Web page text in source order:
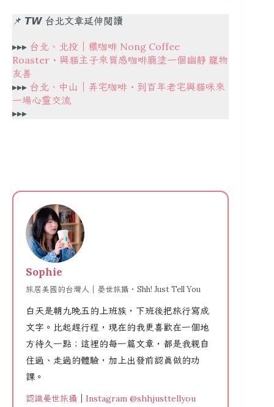
📌 𝙏𝙒 台北文章延伸閱讀
▸▸▸ 台北、北投｜穠咖啡 Nong Coffee
Roaster・與貓主子來質感咖啡廳塗一個幽靜 寵物
友善
▸▸▸ 台北、中山｜弄宅咖啡・到百年老宅與貓咪來
一場心靈交流
▸▸▸
Sophie
旅居美國的台灣人｜晏世旅攝・Shh! Just Tell You
白天是朝九晚五的上班族，下班後把旅行寫成
文字。比起趕行程，現在的我更喜歡在一個地
方待久一點；這裡的每一篇文章，都是我親自
住過、走過的體驗，加上出發前認真做的功
課。
認識晏世旅攝 Instagram @shhjusttellyou